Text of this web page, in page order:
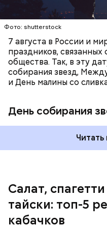
Фото: shutterstock
7 августа в России и
праздников,
общества. Так, в эту
собирания звезд,
и День малины со
День собирания
Салат,
тайски: топ-5
кабачков
чеснок;
Однако диетолог
может быть полезна. В
есть с осторожностью
лишним весом.